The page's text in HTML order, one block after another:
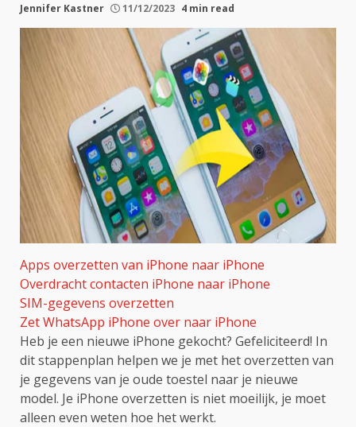
Jennifer Kastner 11/12/2023 4 min read
Apps overzetten van iPhone naar iPhone
Overdracht contacten iPhone naar iPhone
SIM-gegevens overzetten
Zet WhatsApp iPhone over naar iPhone
Heb je een nieuwe iPhone gekocht? Gefeliciteerd! In
dit stappenplan helpen we je met het overzetten van
je gegevens van je oude toestel naar je nieuwe
model. Je iPhone overzetten is niet moeilijk, je moet
alleen even weten hoe het werkt.